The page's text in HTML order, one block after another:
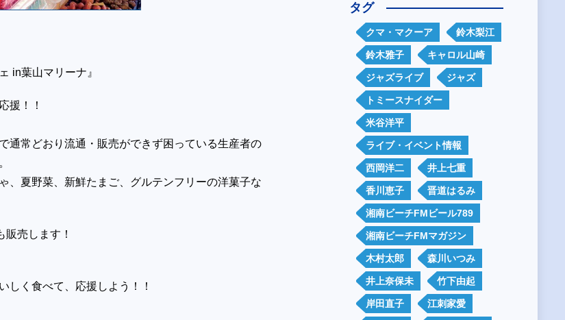
in葉山マリーナ』
援！！
通常どおり流通・販売ができず困っている生産者の
、夏野菜、新鮮たまご、グルテンフリーの洋菓子な
売します！
しく食べて、応援しよう！！
タグ
クマ・マクーア 鈴木梨江
鈴木雅子 キャロル山崎
ジャズライブ ジャズ
トミースナイダー
米谷洋平
ライブ・イベント情報
西岡洋二 井上七重
香川恵子 晋道はるみ
湘南ビーチFMビール789
湘南ビーチFMマガジン
木村太郎 森川いつみ
井上奈保未 竹下由起
岸田直子 江刺家愛